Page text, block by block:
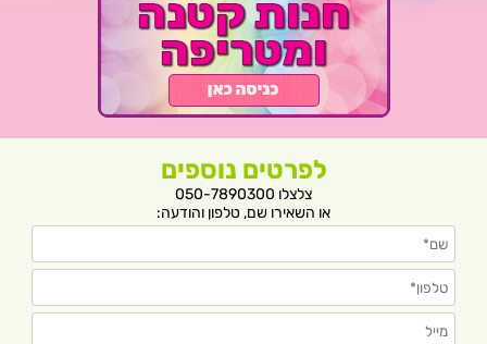
לפרטים נוספים
צלצלו 050-7890300
או השאירו שם, טלפון והודעה: